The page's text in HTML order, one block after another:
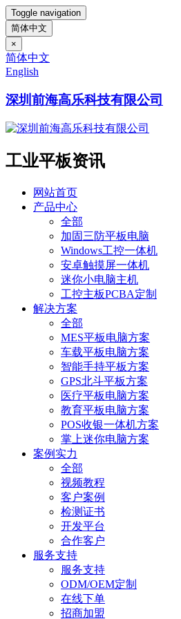
Toggle navigation
简体中文
×
简体中文
English
深圳前海高乐科技有限公司
工业平板资讯
网站首页
产品中心
全部
加固三防平板电脑
Windows工控一体机
安卓触摸屏一体机
迷你小电脑主机
工控主板PCBA定制
解决方案
全部
MES平板电脑方案
车载平板电脑方案
智能手持平板方案
GPS北斗平板方案
医疗平板电脑方案
教育平板电脑方案
POS收银一体机方案
掌上迷你电脑方案
案例实力
全部
视频教程
客户案例
检测证书
开发平台
合作客户
服务支持
服务支持
ODM/OEM定制
在线下单
招商加盟